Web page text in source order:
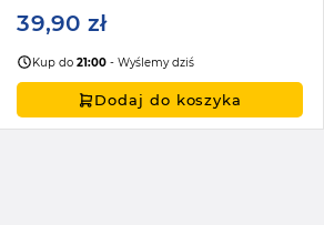
39,90 zł
Kup do21:00 - Wyślemy dziś
Dodaj do koszyka